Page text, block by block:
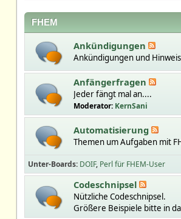
FHEM
Ankündigungen
Ankündigungen und
Anfängerfragen
Jeder fängt mal an....
Moderator: KernSani
Automatisierung
Themen um Aufgaben mit
Unter-Boards DOIF Perl für FHEM-User
Codeschnipsel
Nützliche Codeschnipsel.
Größere Beispiele bitte in